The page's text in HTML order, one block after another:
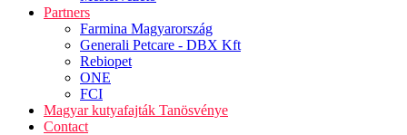
Partners
Farmina Magyarország
Generali Petcare - DBX Kft
Rebiopet
ONE
FCI
Magyar kutyafajták Tanösvénye
Contact